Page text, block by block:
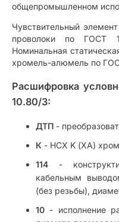
общепромышленном
Чувствительный
проволоки по ГОСТ
Номинальная
хромель-алюмель по
Расшифровка
10.80/3:
ДТП -
К - НСХ K (ХА)
114 -
кабельным
(без резьбы),
10 - исполнение